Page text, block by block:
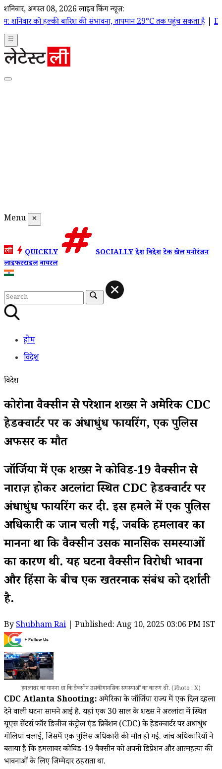
शनिवार, अगस्त 08, 2026 लाइव ब्रेकिंग न्यूज़:
हल्की बारिश की संभावना, तापमान 29°C तक पहुंच सकता है|Dahi Handi
☰
Menu ✕
QUICKLY SOCIALLYदेशविदेशटेकखेलमनोरंजन
लाइफस्टाइलवायरल
होम
विदेश
विदेश
कोरोना वैक्सीन से परेशान शख्स ने अमेरिकी CDC
हेडक्वार्टर पर की अंधाधुंध फायरिंग, एक पुलिस
अफसर की मौत
जॉर्जिया में एक शख्स ने कोविड-19 वैक्सीन से
नाराज़ होकर अटलांटा स्थित CDC हेडक्वार्टर पर
अंधाधुंध फायरिंग कर दी. इस हमले में एक पुलिस
अधिकारी की जान चली गई, जबकि हमलावर का
मानना था कि वैक्सीन उसकी मानसिक समस्याओं
का कारण थी. यह घटना वैक्सीन विरोधी भावना
और हिंसा के बीच एक खतरनाक संबंध को दर्शाती
है.
ByShubham Rai | Published: Aug 10, 2025 03:06 PM IST
हमलावर का मानना था कि वैक्सीन उसकी मानसिक समस्याओं का कारण थी. (Photo : X)
CDC Atlanta Shooting: अमेरिका के जॉर्जिया राज्य में एक दिल दहला
देने वाली घटना सामने आई है. यहां एक 30 साल के शख्स ने अटलांटा में स्थित
यूएस सेंटर्स फॉर डिजीज कंट्रोल एंड प्रिवेंशन (CDC) के हेडक्वार्टर पर अंधाधुंध
गोलियां चलाईं, जिसमें एक पुलिस अधिकारी की मौत हो गई. जांच अधिकारियों ने
बताया है कि हमलावर कोविड-19 वैक्सीन को अपनी डिप्रेशन और आत्महत्या की
भावनाओं के लिए जिम्मेदार ठहराता था.